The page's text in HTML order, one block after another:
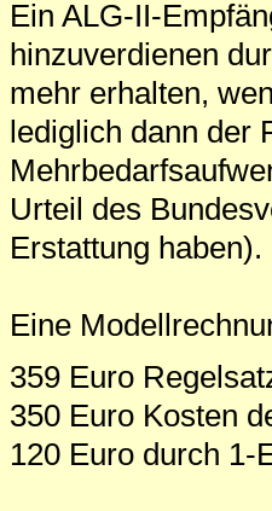
Ein ALG-II-
hinzuverdienen
mehr erhalten,
lediglich dann der
Urteil des
Erstattung haben).
Eine
359 Euro
350 Euro Kosten
120 Euro durch 1-